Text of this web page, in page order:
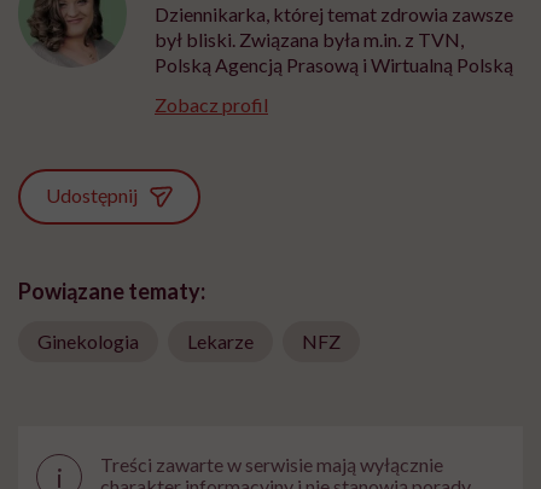
Dziennikarka, której temat zdrowia zawsze
był bliski. Związana była m.in. z TVN,
Polską Agencją Prasową i Wirtualną Polską
Zobacz profil
Udostępnij
Powiązane tematy:
Ginekologia Lekarze NFZ
i
Treści zawarte w serwisie mają wyłącznie